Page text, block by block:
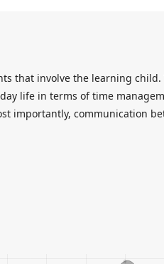
that involve the learning child.
life in terms of time
importantly, communication